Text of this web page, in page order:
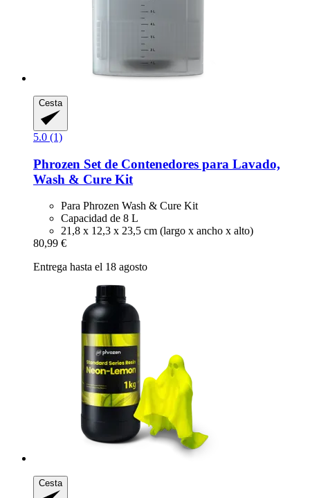
Cesta
5.0 (1)
Phrozen Set de Contenedores para Lavado,
Wash & Cure Kit
Para Phrozen Wash & Cure Kit
Capacidad de 8 L
21,8 x 12,3 x 23,5 cm (largo x ancho x alto)
80,99 €
Entrega hasta el 18 agosto
Cesta